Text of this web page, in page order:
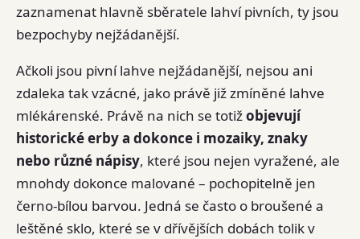
zaznamenat hlavně sběratele lahví pivních, ty jsou
bezpochyby nejžádanější.
Ačkoli jsou pivní lahve nejžádanější, nejsou ani
zdaleka tak vzácné, jako právě již zmíněné lahve
mlékárenské. Právě na nich se totižobjevují
historické erby a dokonce i mozaiky, znaky
nebo různé nápisy, které jsou nejen vyražené, ale
mnohdy dokonce malované – pochopitelně jen
černo-bílou barvou. Jedná se často o broušené a
leštěné sklo, které se v dřívějších dobách tolik v